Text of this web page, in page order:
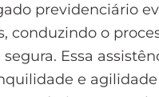
previdenciário
conduzindo o
segura. Essa
e